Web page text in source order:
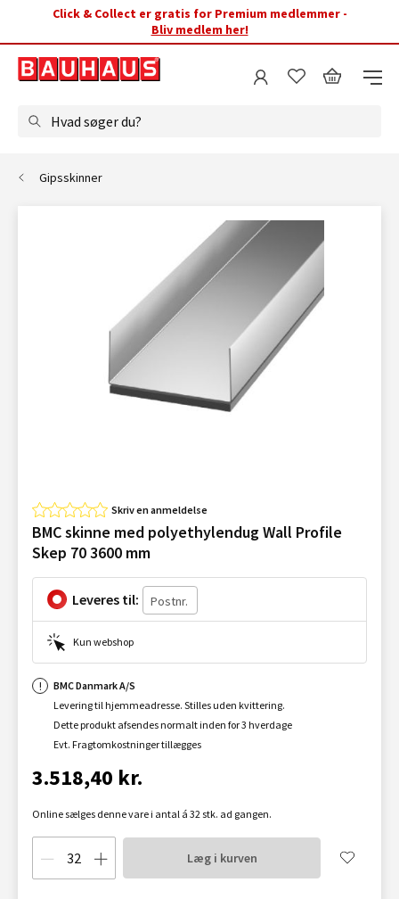
Click & Collect er gratis for Premium medlemmer -
Bliv medlem her!
Hvad søger du?
Gipsskinner
Skriv en anmeldelse
BMC skinne med polyethylendug Wall Profile
Skep 70 3600 mm
Leveres til:
Kun webshop
BMC Danmark A/S
Levering til hjemmeadresse. Stilles uden kvittering.
Dette produkt afsendes normalt inden for 3 hverdage
Evt. Fragtomkostninger tillægges
3.518,40 kr.
Online sælges denne vare i antal á 32 stk. ad gangen.
Læg i kurven